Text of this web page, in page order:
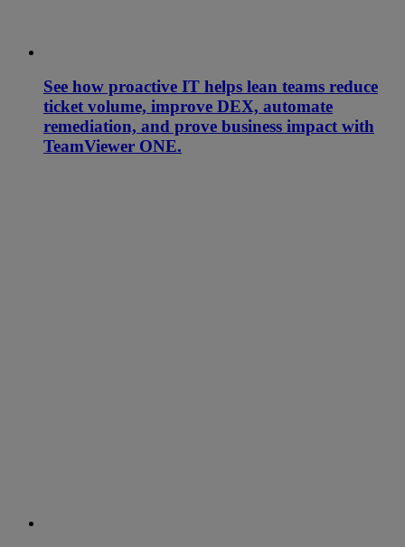
See how proactive IT helps lean teams reduce
ticket volume, improve DEX, automate
remediation, and prove business impact with
TeamViewer ONE.